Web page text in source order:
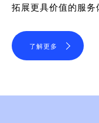
拓展更具价值的服务
了解更多